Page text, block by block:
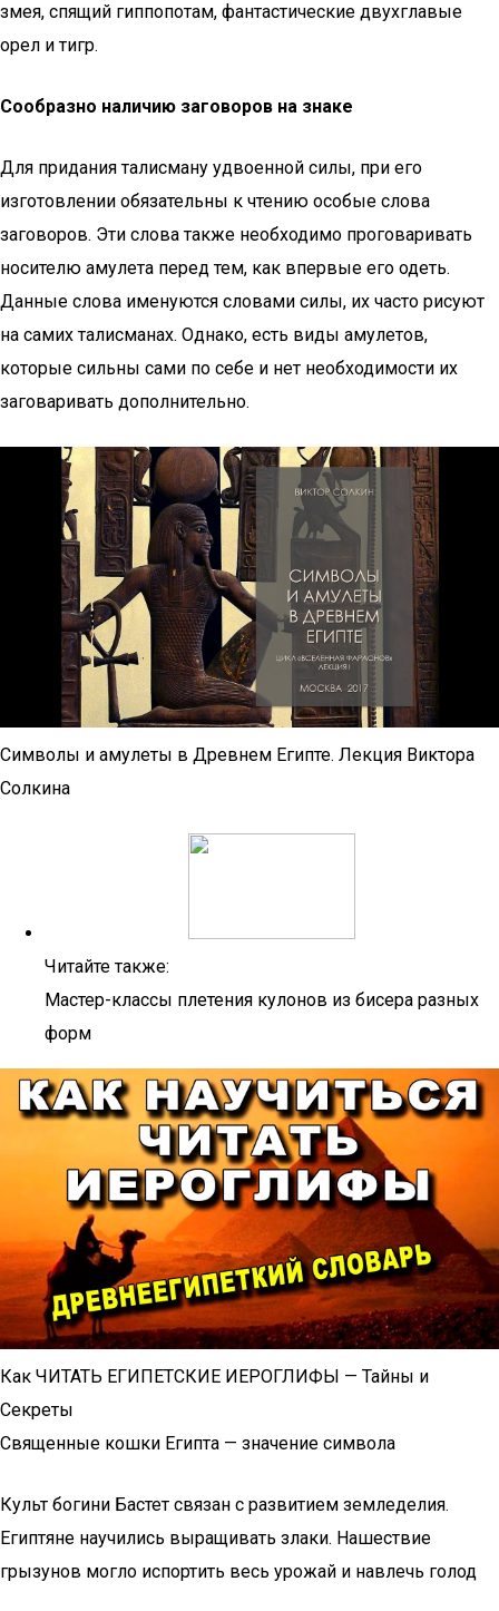
змея, спящий гиппопотам, фантастические двухглавые
орел и тигр.
Сообразно наличию заговоров на знаке
Для придания талисману удвоенной силы, при его
изготовлении обязательны к чтению особые слова
заговоров. Эти слова также необходимо проговаривать
носителю амулета перед тем, как впервые его одеть.
Данные слова именуются словами силы, их часто рисуют
на самих талисманах. Однако, есть виды амулетов,
которые сильны сами по себе и нет необходимости их
заговаривать дополнительно.
Символы и амулеты в Древнем Египте. Лекция Виктора
Солкина
Читайте также:
Мастер-классы плетения кулонов из бисера разных
форм
Как ЧИТАТЬ ЕГИПЕТСКИЕ ИЕРОГЛИФЫ — Тайны и
Секреты
Священные кошки Египта — значение символа
Культ богини Бастет связан с развитием земледелия.
Египтяне научились выращивать злаки. Нашествие
грызунов могло испортить весь урожай и навлечь голод